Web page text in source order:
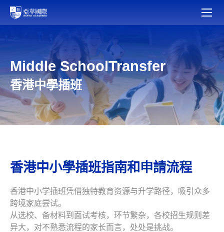
Middle SchoolTransfer
香港中學插班
香港中小學插班指南和申請流程
香港中小学插班凭借独特教育资源与升学路径，吸引众多
跨境家庭尝试。
从选校、备材料到面试考核，环节繁杂，各校招生规则差
异大，对不熟悉流程的家长而言，处处是挑战。